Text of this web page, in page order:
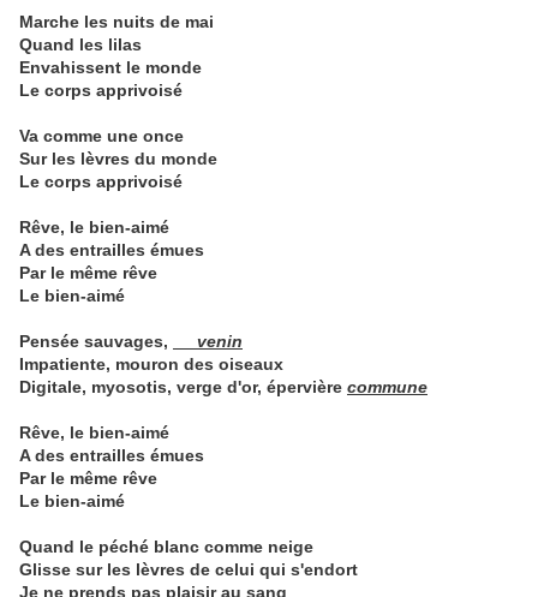
Marche les nuits de mai
Quand les lilas
Envahissent le monde
Le corps apprivoisé
Va comme une once
Sur les lèvres du monde
Le corps apprivoisé
Rêve, le bien-aimé
A des entrailles émues
Par le même rêve
Le bien-aimé
Pensée sauvages,
venin
Impatiente, mouron des oiseaux
Digitale, myosotis, verge d'or, épervière commune
Rêve, le bien-aimé
A des entrailles émues
Par le même rêve
Le bien-aimé
Quand le péché blanc comme neige
Glisse sur les lèvres de celui qui s'endort
Je ne prends pas plaisir au sang